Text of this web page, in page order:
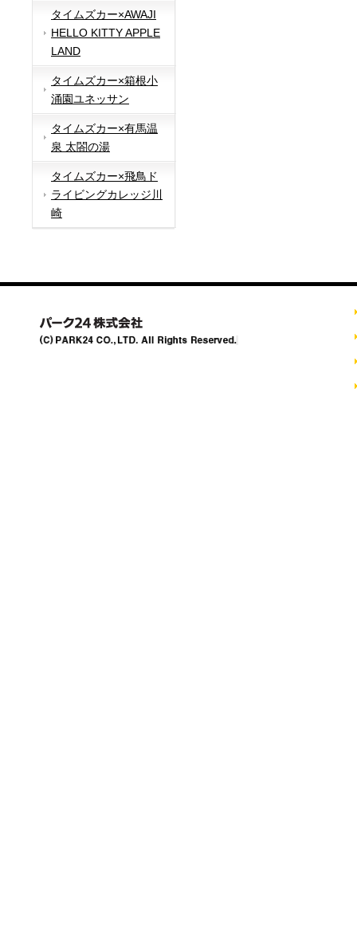
タイムズカー×AWAJI
HELLO KITTY APPLE
LAND
タイムズカー×箱根小
涌園ユネッサン
タイムズカー×有馬温
泉 太閤の湯
タイムズカー×飛鳥ド
ライビングカレッジ川
崎